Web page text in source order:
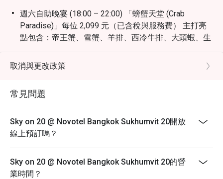
週六自助晚宴 (18:00 – 22:00) 「螃蟹天堂 (Crab
Paradise)」每位 2,099 元（已含稅與服務費） 主打亮
點包含：帝王蟹、雪蟹、羊排、西冷牛排、大頭蝦、生
蠔等豐富料理。
國際自助早餐 (每日)： 06:30 – 10:30，每位 650 元
週末國際海鮮自助午餐 (週六)： 12:00 – 14:30，每位
1,200 元（含稅）
1,999 元（含稅）
兒童收費：
6 至 12 歲兒童：每位 600 元
取消與更改政策
常見問題
Sky on 20 @ Novotel Bangkok Sukhumvit 20開放
線上預訂嗎？
Sky on 20 @ Novotel Bangkok Sukhumvit 20的營
業時間？